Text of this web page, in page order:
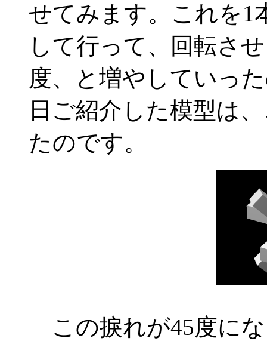
せてみます。これを1
して行って、回転さ
度、と増やしていっ
日ご紹介した模型は
たのです。
この捩れが45度に